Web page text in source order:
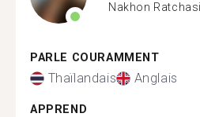
Nakhon
PARLE COURAMMENT
Thaïlandais Anglais
APPREND